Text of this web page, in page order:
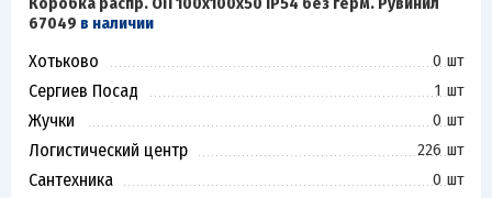
67049 в наличии
Хотьково 0 шт
Сергиев Посад 1 шт
Жучки 0 шт
Логистический центр 226 шт
Сантехника 0 шт